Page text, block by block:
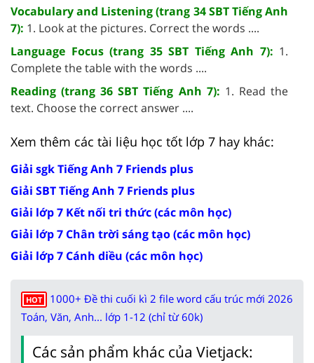
Vocabulary and Listening (trang 34 SBT Tiếng Anh
7): 1. Look at the pictures. Correct the words ....
Language Focus (trang 35 SBT Tiếng Anh 7): 1.
Complete the table with the words ....
Reading (trang 36 SBT Tiếng Anh 7): 1. Read the
text. Choose the correct answer ....
Xem thêm các tài liệu học tốt lớp 7 hay khác:
Giải sgk Tiếng Anh 7 Friends plus
Giải SBT Tiếng Anh 7 Friends plus
Giải lớp 7 Kết nối tri thức (các môn học)
Giải lớp 7 Chân trời sáng tạo (các môn học)
Giải lớp 7 Cánh diều (các môn học)
HOT
1000+ Đề thi cuối kì 2 file word cấu trúc mới 2026
Toán, Văn, Anh... lớp 1-12 (chỉ từ 60k)
Các sản phẩm khác của Vietjack: